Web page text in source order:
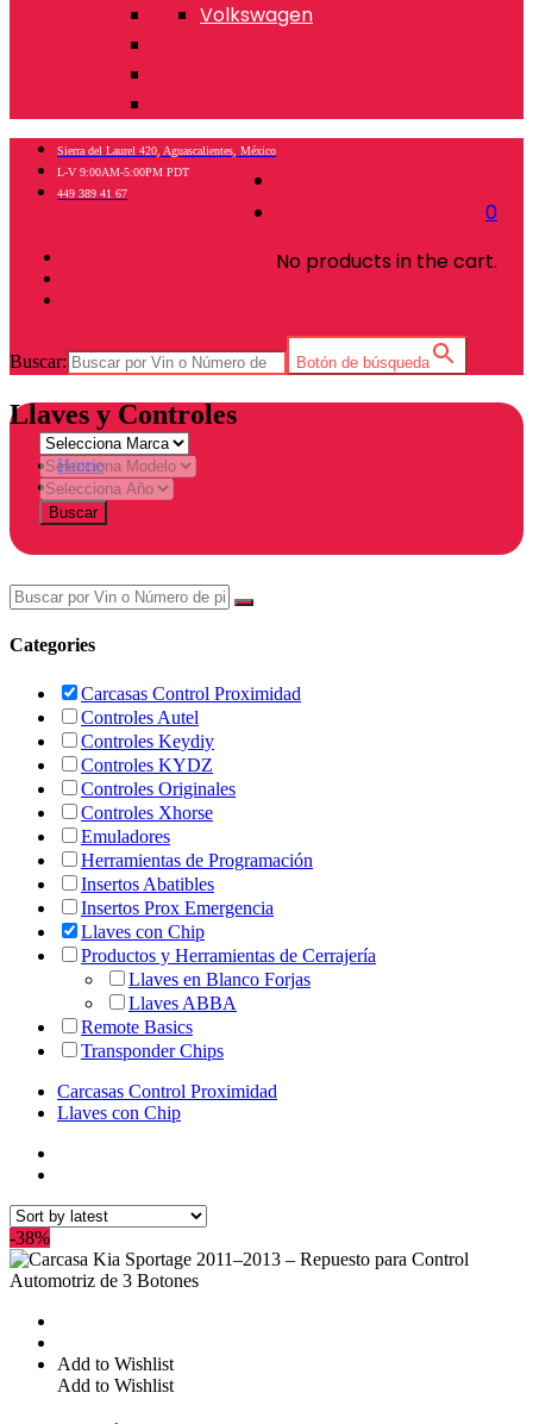
Volkswagen
0
No products in the cart.
Sierra del Laurel 420, Aguascalientes, México
L-V 9:00AM-5:00PM PDT
449 389 41 67
Buscar: Botón de búsqueda
Llaves y Controles
Home
Tienda
Buscar
Categories
Carcasas Control Proximidad
Controles Autel
Controles Keydiy
Controles KYDZ
Controles Originales
Controles Xhorse
Emuladores
Herramientas de Programación
Insertos Abatibles
Insertos Prox Emergencia
Llaves con Chip
Productos y Herramientas de Cerrajería
Llaves en Blanco Forjas
Llaves ABBA
Remote Basics
Transponder Chips
Carcasas Control Proximidad
Llaves con Chip
-38%
Add to Wishlist
Add to Wishlist